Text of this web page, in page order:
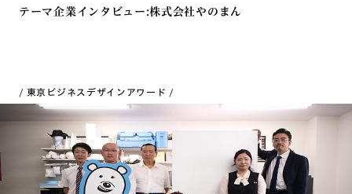
テーマ企業インタビュー:株式会社やのまん
東京ビジネスデザインアワード